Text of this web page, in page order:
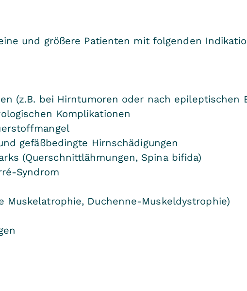
und größere Patienten mit folgenden
(z.B. bei Hirntumoren oder nach epileptischen
Komplikationen
gefäßbedingte Hirnschädigungen
(Querschnittlähmungen, Spina bifida)
Syndrom
Muskelatrophie, Duchenne-Muskeldystrophie)